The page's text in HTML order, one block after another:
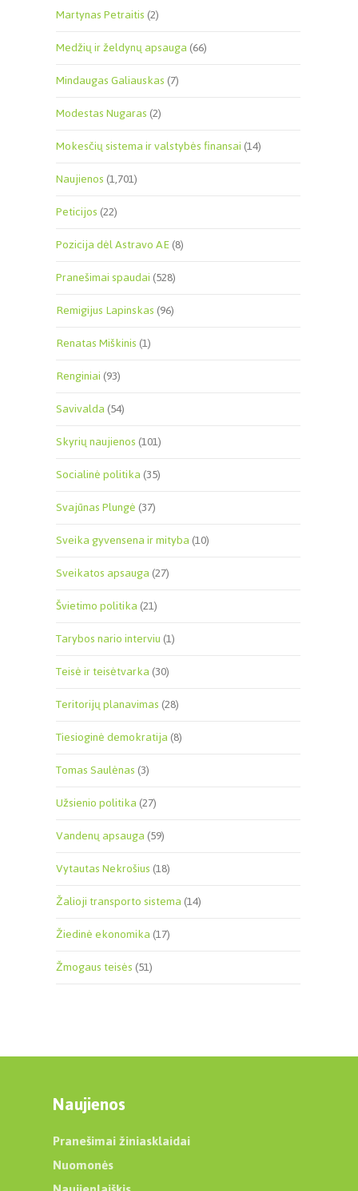
Martynas Petraitis(2)
Medžių ir želdynų apsauga(66)
Mindaugas Galiauskas(7)
Modestas Nugaras(2)
Mokesčių sistema ir valstybės finansai(14)
Naujienos(1,701)
Peticijos(22)
Pozicija dėl Astravo AE(8)
Pranešimai spaudai(528)
Remigijus Lapinskas(96)
Renatas Miškinis(1)
Renginiai(93)
Savivalda(54)
Skyrių naujienos(101)
Socialinė politika(35)
Svajūnas Plungė(37)
Sveika gyvensena ir mityba(10)
Sveikatos apsauga(27)
Švietimo politika(21)
Tarybos nario interviu(1)
Teisė ir teisėtvarka(30)
Teritorijų planavimas(28)
Tiesioginė demokratija(8)
Tomas Saulėnas(3)
Užsienio politika(27)
Vandenų apsauga(59)
Vytautas Nekrošius(18)
Žalioji transporto sistema(14)
Žiedinė ekonomika(17)
Žmogaus teisės(51)
Naujienos
Pranešimai žiniasklaidai
Nuomonės